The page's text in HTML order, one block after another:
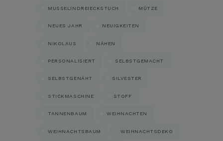
MUSSELINDREIECKSTUCH MÜTZE
NEUES JAHR NEUIGKEITEN
NIKOLAUS NÄHEN
PERSONALISIERT SELBSTGEMACHT
SELBSTGENÄHT SILVESTER
STICKMASCHINE STOFF
TANNENBAUM WEIHNACHTEN
WEIHNACHTSBAUM WEIHNACHTSDEKO